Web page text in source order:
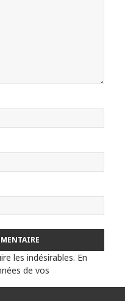
les indésirables. En
de vos